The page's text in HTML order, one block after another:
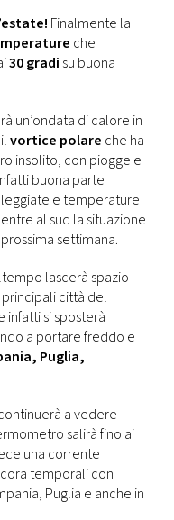
Finalmente la
che
30 gradi su buona
un’ondata di calore in
vortice polare che ha
insolito, con piogge e
buona parte
e temperature
al sud la situazione
settimana.
lascerà spazio
città del
infatti si sposterà
a portare freddo e
Puglia,
a vedere
salirà fino ai
una corrente
temporali con
Puglia e anche in